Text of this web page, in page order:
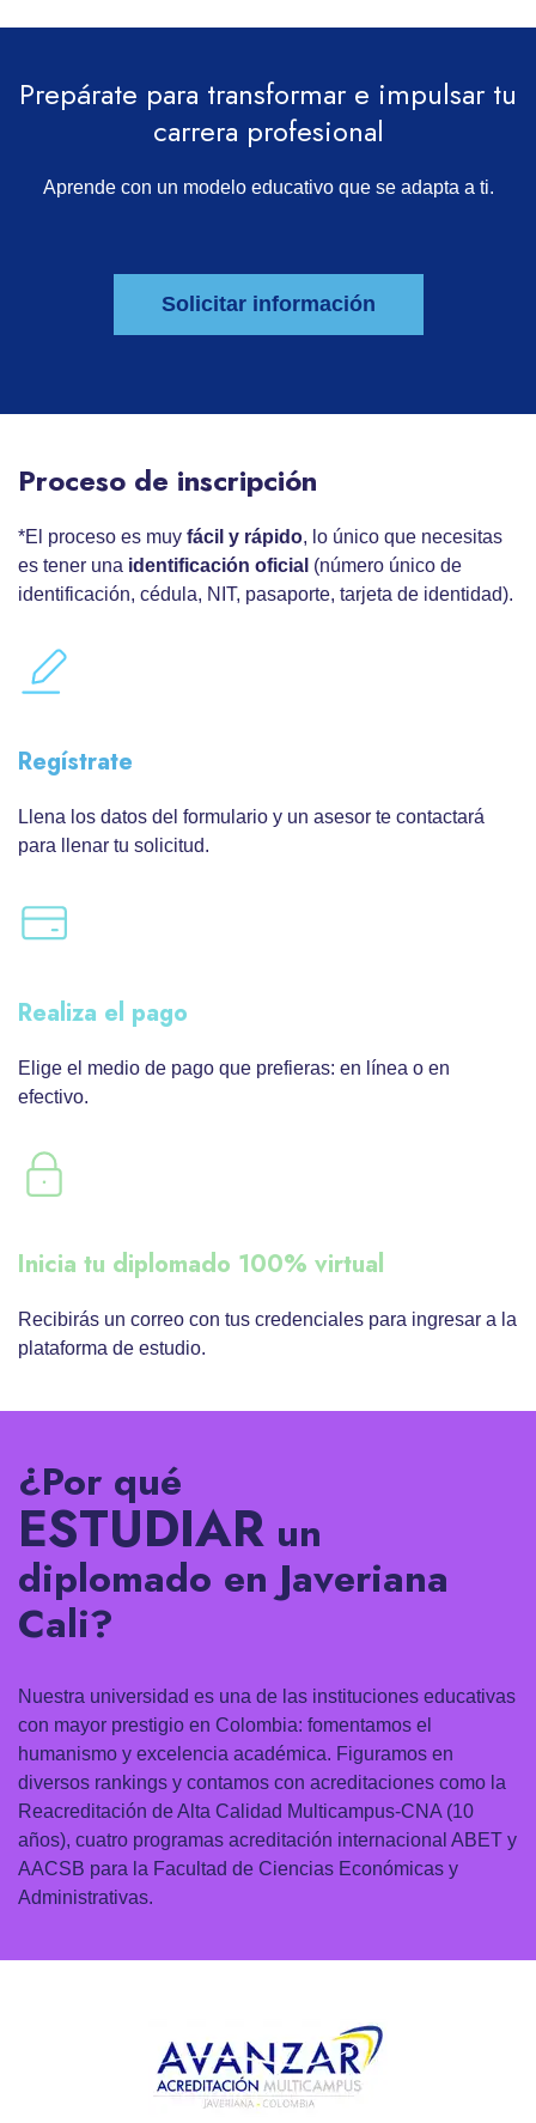
Prepárate para transformar e impulsar tu
carrera profesional
Aprende con un modelo educativo que se adapta a ti.
Solicitar información
Proceso de inscripción
*El proceso es muy fácil y rápido, lo único que necesitas
es tener una identificación oficial (número único de
identificación, cédula, NIT, pasaporte, tarjeta de identidad).
Regístrate
Llena los datos del formulario y un asesor te contactará
para llenar tu solicitud.
Realiza el pago
Elige el medio de pago que prefieras: en línea o en
efectivo.
Inicia tu diplomado 100% virtual
Recibirás un correo con tus credenciales para ingresar a la
plataforma de estudio.
¿Por qué
ESTUDIAR un
diplomado en Javeriana
Cali?
Nuestra universidad es una de las instituciones educativas
con mayor prestigio en Colombia: fomentamos el
humanismo y excelencia académica. Figuramos en
diversos rankings y contamos con acreditaciones como la
Reacreditación de Alta Calidad Multicampus-CNA (10
años), cuatro programas acreditación internacional ABET y
AACSB para la Facultad de Ciencias Económicas y
Administrativas.